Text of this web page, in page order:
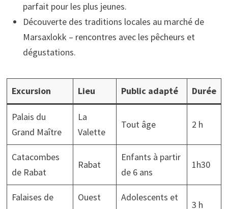
parfait pour les plus jeunes.
Découverte des traditions locales au marché de
Marsaxlokk – rencontres avec les pêcheurs et
dégustations.
Excursion Lieu Public adapté Durée
Palais du
Grand Maître
La
Valette
Tout âge 2 h
Catacombes
de Rabat
Rabat
Enfants à partir
de 6 ans
1h30
Falaises de
Ouest
Adolescents et
3 h